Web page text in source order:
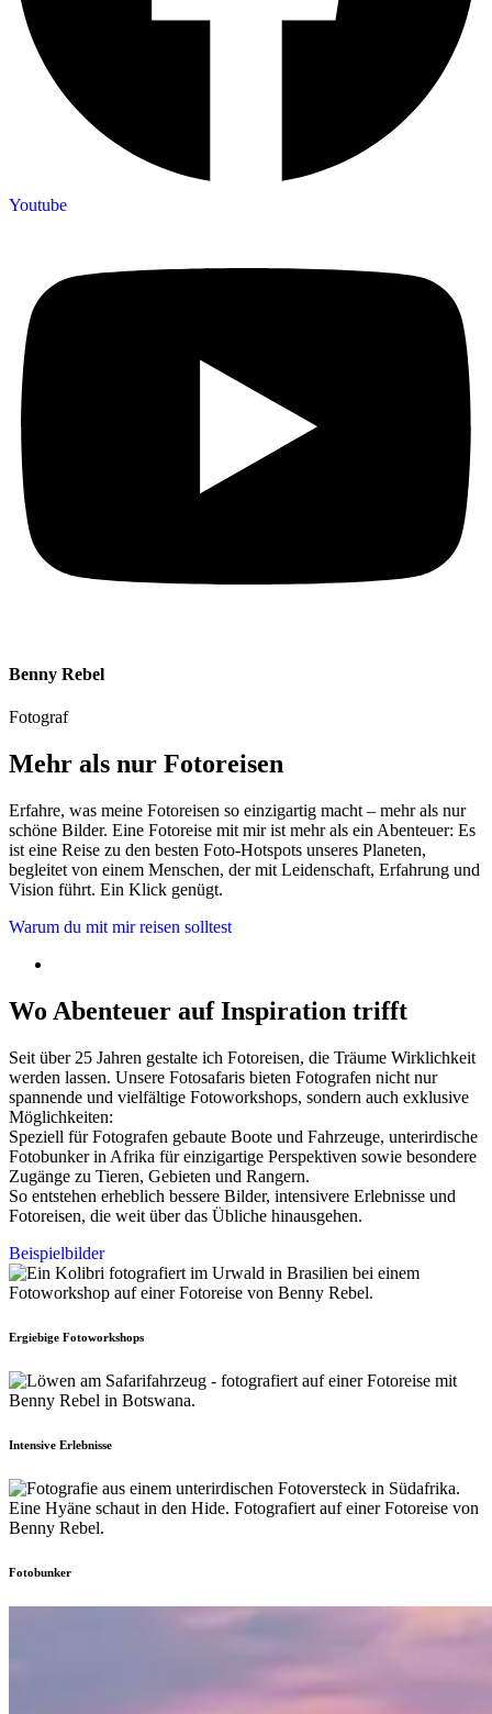
Youtube
Benny Rebel
Fotograf
Mehr als nur Fotoreisen
Erfahre, was meine Fotoreisen so einzigartig macht – mehr als nur
schöne Bilder. Eine Fotoreise mit mir ist mehr als ein Abenteuer: Es
ist eine Reise zu den besten Foto-Hotspots unseres Planeten,
begleitet von einem Menschen, der mit Leidenschaft, Erfahrung und
Vision führt. Ein Klick genügt.
Warum du mit mir reisen solltest
Wo Abenteuer auf Inspiration trifft
Seit über 25 Jahren gestalte ich Fotoreisen, die Träume Wirklichkeit
werden lassen. Unsere Fotosafaris bieten Fotografen nicht nur
spannende und vielfältige Fotoworkshops, sondern auch exklusive
Möglichkeiten:
Speziell für Fotografen gebaute Boote und Fahrzeuge, unterirdische
Fotobunker in Afrika für einzigartige Perspektiven sowie besondere
Zugänge zu Tieren, Gebieten und Rangern.
So entstehen erheblich bessere Bilder, intensivere Erlebnisse und
Fotoreisen, die weit über das Übliche hinausgehen.
Beispielbilder
Ergiebige Fotoworkshops
Intensive Erlebnisse
Fotobunker